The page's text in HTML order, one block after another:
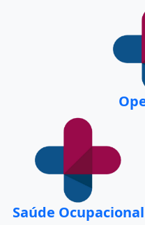
Saúde Ocupacional